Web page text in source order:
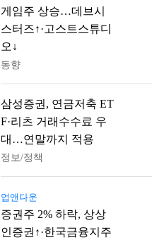
게임주 상승…데브시
스터즈↑·고스트스튜디
오↓
동향
삼성증권, 연금저축 ET
F·리츠 거래수수료 우
대…연말까지 적용
정보/정책
업앤다운
증권주 2% 하락, 상상
인증권↑·한국금융지주